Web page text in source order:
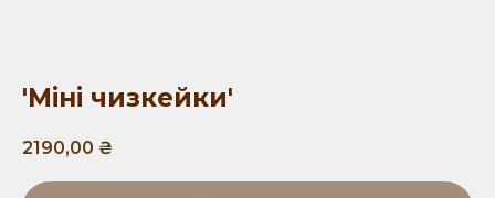
'Міні чизкейки'
2190,00 ₴